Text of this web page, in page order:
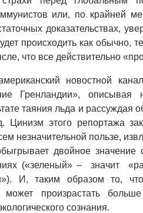
или, по крайней
доказательствах,
происходить как обычно,
что все действительно
новостной
Гренландии», описывая
таяния льда и рассуждая
Цинизм этого репортажа
незначительной пользе,
двойное значение
(«зеленый» – значит
И, таким образом то,
может произрастать
сознания.